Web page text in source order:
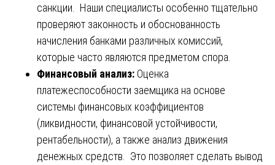
санкции. Наши специалисты особенно тщательно
проверяют законность и обоснованность
начисления банками различных комиссий,
которые часто являются предметом спора.
Финансовый анализ: Оценка
платежеспособности заемщика на основе
системы финансовых коэффициентов
(ликвидности, финансовой устойчивости,
рентабельности), а также анализ движения
денежных средств. Это позволяет сделать вывод